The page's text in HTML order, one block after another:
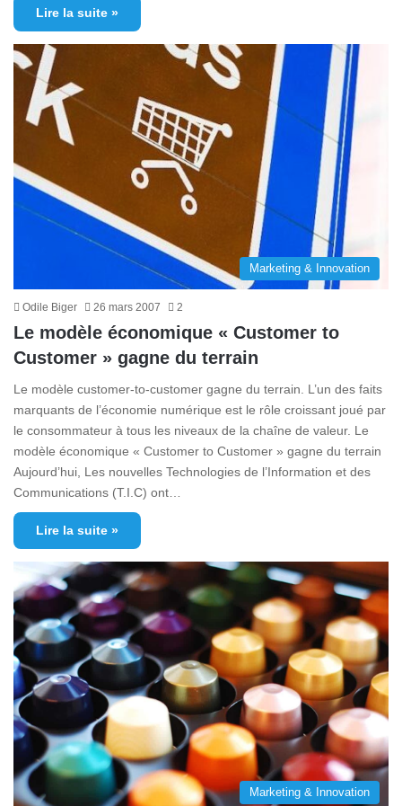
Lire la suite »
Marketing & Innovation
Odile Biger 26 mars 2007 2
Le modèle économique « Customer to
Customer » gagne du terrain
Le modèle customer-to-customer gagne du terrain. L’un des faits
marquants de l’économie numérique est le rôle croissant joué par
le consommateur à tous les niveaux de la chaîne de valeur. Le
modèle économique « Customer to Customer » gagne du terrain
Aujourd’hui, Les nouvelles Technologies de l’Information et des
Communications (T.I.C) ont…
Lire la suite »
Marketing & Innovation